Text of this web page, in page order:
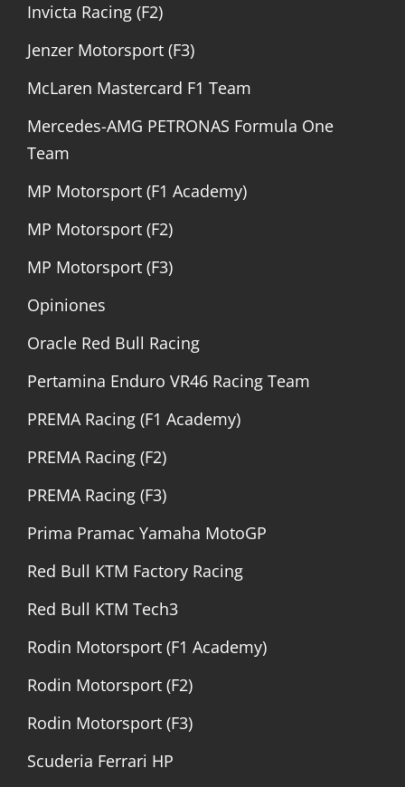
Invicta Racing (F2)
Jenzer Motorsport (F3)
McLaren Mastercard F1 Team
Mercedes-AMG PETRONAS Formula One
Team
MP Motorsport (F1 Academy)
MP Motorsport (F2)
MP Motorsport (F3)
Opiniones
Oracle Red Bull Racing
Pertamina Enduro VR46 Racing Team
PREMA Racing (F1 Academy)
PREMA Racing (F2)
PREMA Racing (F3)
Prima Pramac Yamaha MotoGP
Red Bull KTM Factory Racing
Red Bull KTM Tech3
Rodin Motorsport (F1 Academy)
Rodin Motorsport (F2)
Rodin Motorsport (F3)
Scuderia Ferrari HP